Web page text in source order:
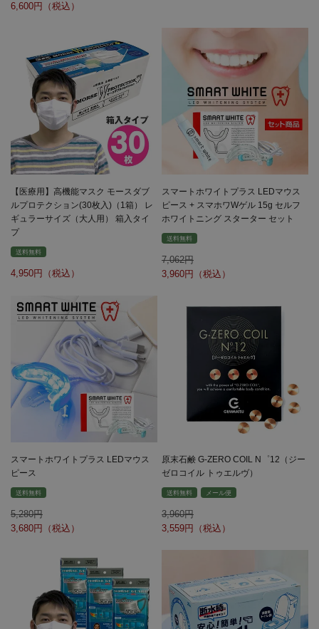
6,600
【医療用】高機能マスク モースダブ
ルプロテクション(30枚入)（1箱） レ
ギュラーサイズ（大人用） 箱入タイ
プ
送料無料
4,950
スマートホワイトプラス LEDマウス
ピース + スマホワWゲル 15g セルフ
ホワイトニング スターター セット
送料無料
7,062
3,960
スマートホワイトプラス LEDマウス
ピース
送料無料
5,280
3,680
原末石鹸 G-ZERO COIL N゜12（ジー
ゼロコイル トゥエルヴ）
送料無料 メール便
3,960
3,559